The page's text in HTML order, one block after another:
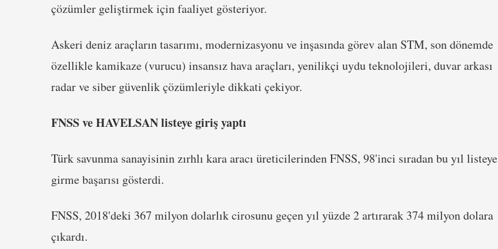
çözümler geliştirmek için faaliyet gösteriyor.
Askeri deniz araçların tasarımı, modernizasyonu ve inşasında görev alan STM, son dönemde
özellikle kamikaze (vurucu) insansız hava araçları, yenilikçi uydu teknolojileri, duvar arkası
radar ve siber güvenlik çözümleriyle dikkati çekiyor.
FNSS ve HAVELSAN listeye giriş yaptı
Türk savunma sanayisinin zırhlı kara aracı üreticilerinden FNSS, 98'inci sıradan bu yıl listeye
girme başarısı gösterdi.
FNSS, 2018'deki 367 milyon dolarlık cirosunu geçen yıl yüzde 2 artırarak 374 milyon dolara
çıkardı.